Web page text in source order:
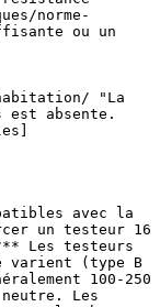
norme-
ou un
"La
absente.
un testeur 16
Les testeurs
varient (type B
100-250
Les